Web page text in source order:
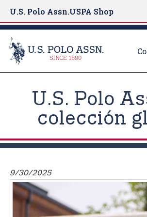
m
U.S. Polo Assn.USPA Shop
U.S. Polo
colección
9/30/2025